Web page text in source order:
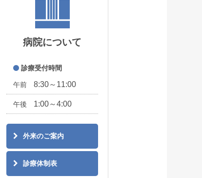
病院について
診療受付時間
午前 8:30～11:00
午後 1:00～4:00
外来のご案内
診療体制表